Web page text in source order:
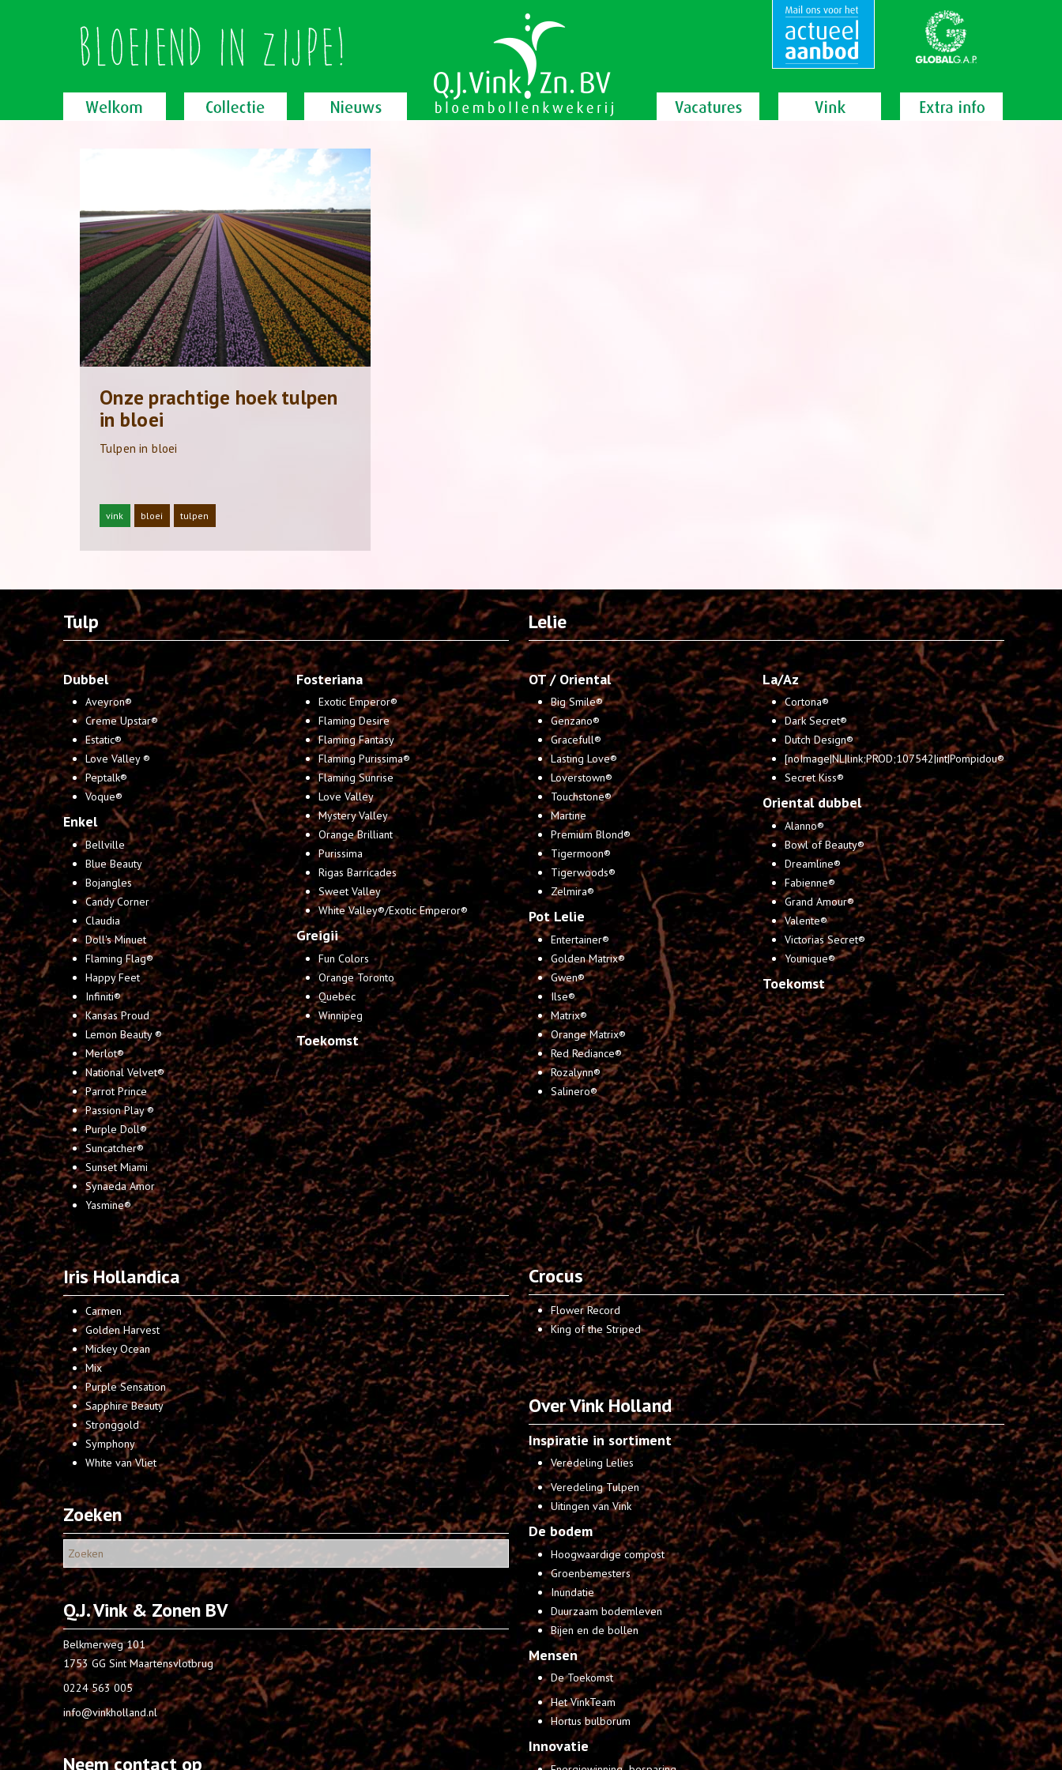
Onze prachtige hoek tulpen
in bloei
Tulpen in bloei
vink bloei tulpen
Tulp Lelie
Dubbel
Aveyron®
Creme Upstar®
Estatic®
Love Valley ®
Peptalk®
Voque®
Enkel
Bellville
Blue Beauty
Bojangles
Candy Corner
Claudia
Doll's Minuet
Flaming Flag®
Happy Feet
Infiniti®
Kansas Proud
Lemon Beauty ®
Merlot®
National Velvet®
Parrot Prince
Passion Play ®
Purple Doll®
Suncatcher®
Sunset Miami
Synaeda Amor
Yasmine®
Fosteriana
Exotic Emperor®
Flaming Desire
Flaming Fantasy
Flaming Purissima®
Flaming Sunrise
Love Valley
Mystery Valley
Orange Brilliant
Purissima
Rigas Barricades
Sweet Valley
White Valley®/Exotic Emperor®
Greigii
Fun Colors
Orange Toronto
Quebec
Winnipeg
Toekomst
OT / Oriental
Big Smile®
Genzano®
Gracefull®
Lasting Love®
Loverstown®
Touchstone®
Martine
Premium Blond®
Tigermoon®
Tigerwoods®
Zelmira®
Pot Lelie
Entertainer®
Golden Matrix®
Gwen®
Ilse®
Matrix®
Orange Matrix®
Red Rediance®
Rozalynn®
Salinero®
La/Az
Cortona®
Dark Secret®
Dutch Design®
[noImage|NL|link;PROD;107542|int|Pompidou®
Secret Kiss®
Oriental dubbel
Alanno®
Bowl of Beauty®
Dreamline®
Fabienne®
Grand Amour®
Valente®
Victorias Secret®
Younique®
Toekomst
Iris Hollandica
Carmen
Golden Harvest
Mickey Ocean
Mix
Purple Sensation
Sapphire Beauty
Stronggold
Symphony
White van Vliet
Zoeken
Q.J. Vink & Zonen BV
Belkmerweg 101
1753 GG Sint Maartensvlotbrug
0224 563 005
info@vinkholland.nl
Neem contact op
Crocus
Flower Record
King of the Striped
Over Vink Holland
Inspiratie in sortiment
Veredeling Lelies
Veredeling Tulpen
Uitingen van Vink
De bodem
Hoogwaardige compost
Groenbemesters
Inundatie
Duurzaam bodemleven
Bijen en de bollen
Mensen
De Toekomst
Het VinkTeam
Hortus bulborum
Innovatie